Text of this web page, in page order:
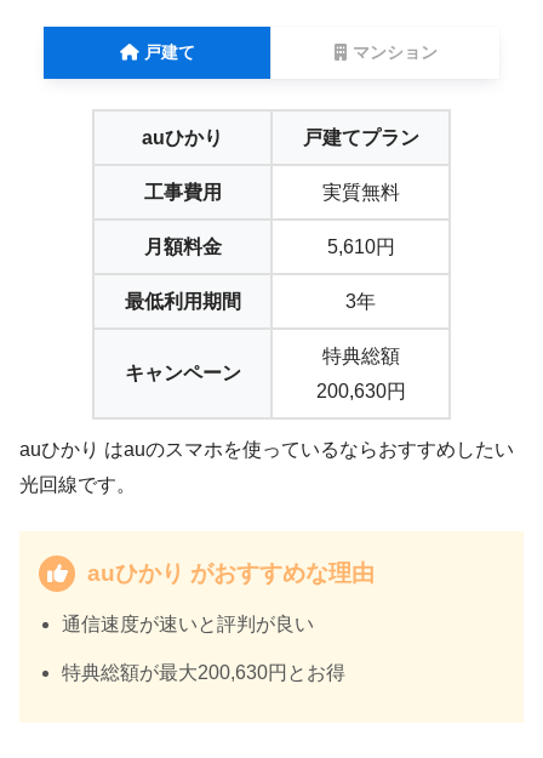
戸建て マンション
auひかり 戸建てプラン
工事費用 実質無料
月額料金 5,610円
最低利用期間 3年
キャンペーン
特典総額
200,630円
auひかり はauのスマホを使っているならおすすめしたい
光回線です。
auひかり がおすすめな理由
通信速度が速いと評判が良い
特典総額が最大200,630円とお得